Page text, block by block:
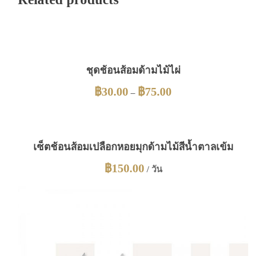
ชุดช้อนส้อมด้ามไม้ไผ่
฿30.00 – ฿75.00
เซ็ตช้อนส้อมเปลือกหอยมุกด้ามไม้สีน้ำตาลเข้ม
฿150.00/ วัน